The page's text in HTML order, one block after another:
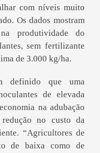
com níveis muito
Os dados mostram
produtividade do
sem fertilizante
de 3.000 kg/ha.
definido que uma
de elevada
na adubação
no custo da
“Agricultores de
de baixa como de